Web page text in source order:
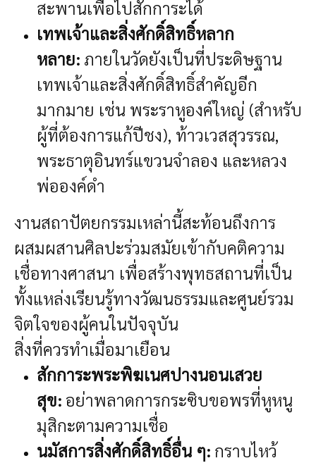
สะพานเพื่อไปสักการะได้
เทพเจ้าและสิ่งศักดิ์สิทธิ์หลาก
หลาย: ภายในวัดยังเป็นที่ประดิษฐาน
เทพเจ้าและสิ่งศักดิ์สิทธิ์สำคัญอีก
มากมาย เช่น พระราหูองค์ใหญ่ (สำหรับ
ผู้ที่ต้องการแก้ปีชง), ท้าวเวสสุวรรณ,
พระธาตุอินทร์แขวนจำลอง และหลวง
พ่อองค์ดำ
งานสถาปัตยกรรมเหล่านี้สะท้อนถึงการ
ผสมผสานศิลปะร่วมสมัยเข้ากับคติความ
เชื่อทางศาสนา เพื่อสร้างพุทธสถานที่เป็น
ทั้งแหล่งเรียนรู้ทางวัฒนธรรมและศูนย์รวม
จิตใจของผู้คนในปัจจุบัน
สิ่งที่ควรทำเมื่อมาเยือน
สักการะพระพิฆเนศปางนอนเสวย
สุข:อย่าพลาดการกระซิบขอพรที่หูหนู
มุสิกะตามความเชื่อ
นมัสการสิ่งศักดิ์สิทธิ์อื่น ๆ: กราบไหว้